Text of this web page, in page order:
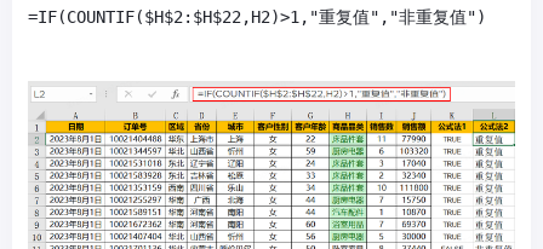
=IF(COUNTIF($H$2:$H$22,H2)>1,"重复值","非重复值")